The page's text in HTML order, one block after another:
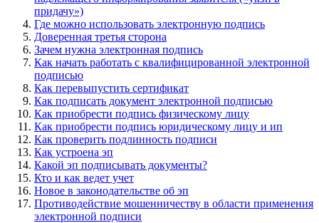
придачу»)
Где можно использовать электронную подпись
Доверенная третья сторона
Зачем нужна электронная подпись
Как начать работать с квалифицированной электронной
подписью
Как перевыпустить сертификат
Как подписать документ электронной подписью
Как приобрести подпись физическому лицу
Как приобрести подпись юридическому лицу и ип
Как проверить подлинность подписи
Как устроена эп
Какой эп подписывать документы?
Кто и как ведет учет
Новое в законодательстве об эп
Противодействие мошенничеству в области применения
электронной подписи